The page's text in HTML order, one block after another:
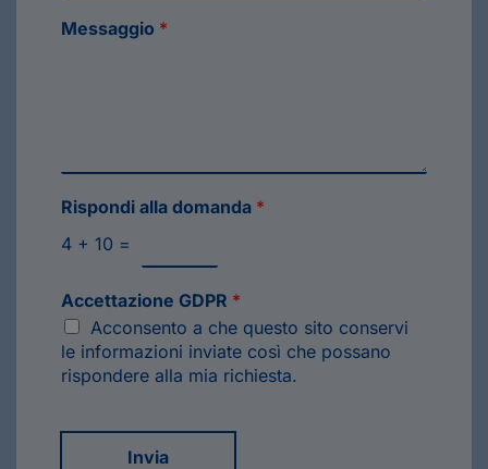
Messaggio *
Rispondi alla domanda *
4 + 10 =
Accettazione GDPR *
Acconsento a che questo sito conservi
le informazioni inviate così che possano
rispondere alla mia richiesta.
Invia